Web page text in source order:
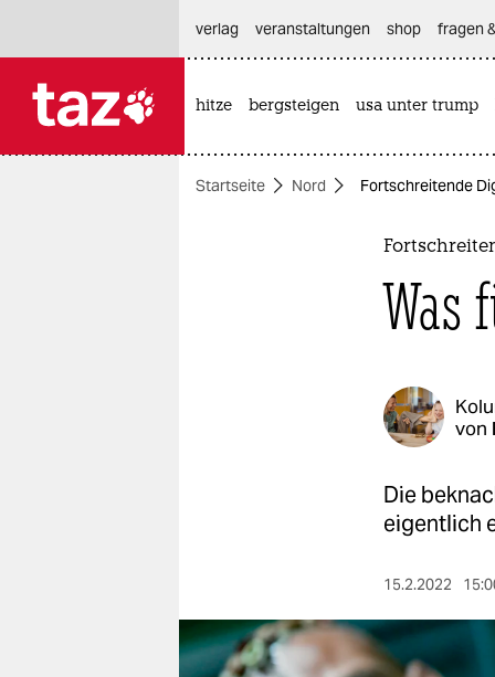
themen
verlag
verlag
veranstaltungen shop fragen
hitze bergsteigen usa unter trump
Startseite Nord Fortschreitende
Was
von
Die
eigentlich
15.2.2022